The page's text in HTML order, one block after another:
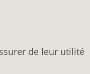
de leur utilité